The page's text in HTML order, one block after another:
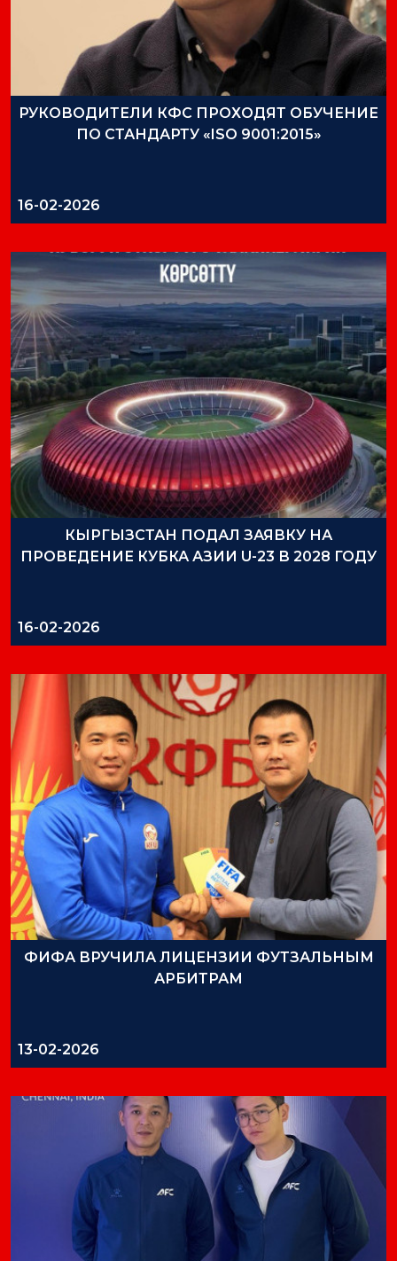
РУКОВОДИТЕЛИ КФС ПРОХОДЯТ ОБУЧЕНИЕ
ПО СТАНДАРТУ «ISO 9001:2015»
16-02-2026
КЫРГЫЗСТАН ПОДАЛ ЗАЯВКУ НА
ПРОВЕДЕНИЕ КУБКА АЗИИ U-23 В 2028 ГОДУ
16-02-2026
ФИФА ВРУЧИЛА ЛИЦЕНЗИИ ФУТЗАЛЬНЫМ
АРБИТРАМ
13-02-2026